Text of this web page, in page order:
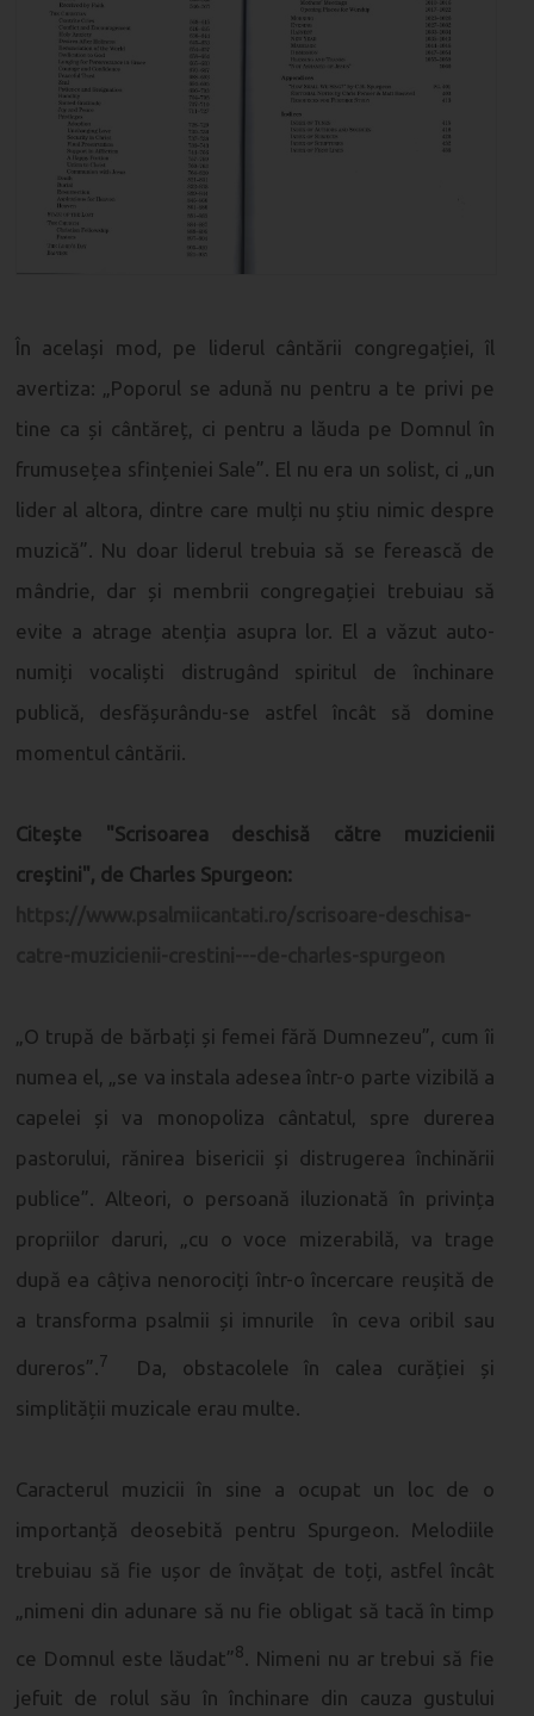
În același mod, pe liderul cântării congregației, îl
avertiza: „Poporul se adună nu pentru a te privi pe
tine ca și cântăreț, ci pentru a lăuda pe Domnul în
frumusețea sfințeniei Sale”. El nu era un solist, ci „un
lider al altora, dintre care mulți nu știu nimic despre
muzică”. Nu doar liderul trebuia să se ferească de
mândrie, dar și membrii congregației trebuiau să
evite a atrage atenția asupra lor. El a văzut auto-
numiți vocaliști distrugând spiritul de închinare
publică, desfășurându-se astfel încât să domine
momentul cântării.
Citește "Scrisoarea deschisă către muzicienii
creștini", de Charles Spurgeon:
„O trupă de bărbați și femei fără Dumnezeu”, cum îi
numea el, „se va instala adesea într-o parte vizibilă a
capelei și va monopoliza cântatul, spre durerea
pastorului, rănirea bisericii și distrugerea închinării
publice”. Alteori, o persoană iluzionată în privința
propriilor daruri, „cu o voce mizerabilă, va trage
după ea câțiva nenorociți într-o încercare reușită de
a transforma psalmii și imnurile în ceva oribil sau
dureros”. 7
Da, obstacolele în calea curăției și
simplității muzicale erau multe.
Caracterul muzicii în sine a ocupat un loc de o
importanță deosebită pentru Spurgeon. Melodiile
trebuiau să fie ușor de învățat de toți, astfel încât
„nimeni din adunare să nu fie obligat să tacă în timp
ce Domnul este lăudat”8
. Nimeni nu ar trebui să fie
jefuit de rolul său în închinare din cauza gustului